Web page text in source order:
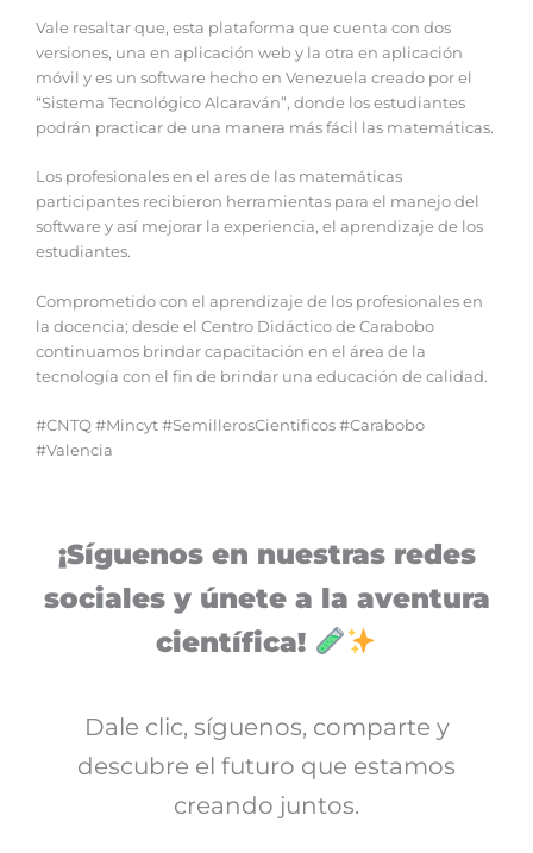
Vale resaltar que, esta plataforma que cuenta con dos
versiones, una en aplicación web y la otra en aplicación
móvil y es un software hecho en Venezuela creado por el
“Sistema Tecnológico Alcaraván”, donde los estudiantes
podrán practicar de una manera más fácil las matemáticas.
Los profesionales en el ares de las matemáticas
participantes recibieron herramientas para el manejo del
software y así mejorar la experiencia, el aprendizaje de los
estudiantes.
Comprometido con el aprendizaje de los profesionales en
la docencia; desde el Centro Didáctico de Carabobo
continuamos brindar capacitación en el área de la
tecnología con el fin de brindar una educación de calidad.
#CNTQ #Mincyt #SemillerosCientificos #Carabobo
#Valencia
¡Síguenos en nuestras redes
sociales y únete a la aventura
científica!
Dale clic, síguenos, comparte y
descubre el futuro que estamos
creando juntos.